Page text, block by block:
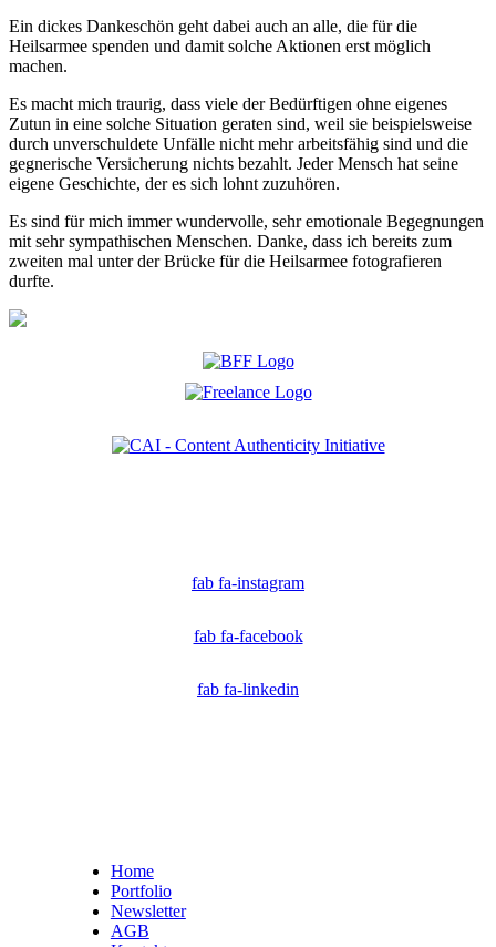
Ein dickes Dankeschön geht dabei auch an alle, die für die
Heilsarmee spenden und damit solche Aktionen erst möglich
machen.
Es macht mich traurig, dass viele der Bedürftigen ohne eigenes
Zutun in eine solche Situation geraten sind, weil sie beispielsweise
durch unverschuldete Unfälle nicht mehr arbeitsfähig sind und die
gegnerische Versicherung nichts bezahlt. Jeder Mensch hat seine
eigene Geschichte, der es sich lohnt zuzuhören.
Es sind für mich immer wundervolle, sehr emotionale Begegnungen
mit sehr sympathischen Menschen. Danke, dass ich bereits zum
zweiten mal unter der Brücke für die Heilsarmee fotografieren
durfte.
fab fa-instagram
fab fa-facebook
fab fa-linkedin
Home
Portfolio
Newsletter
AGB